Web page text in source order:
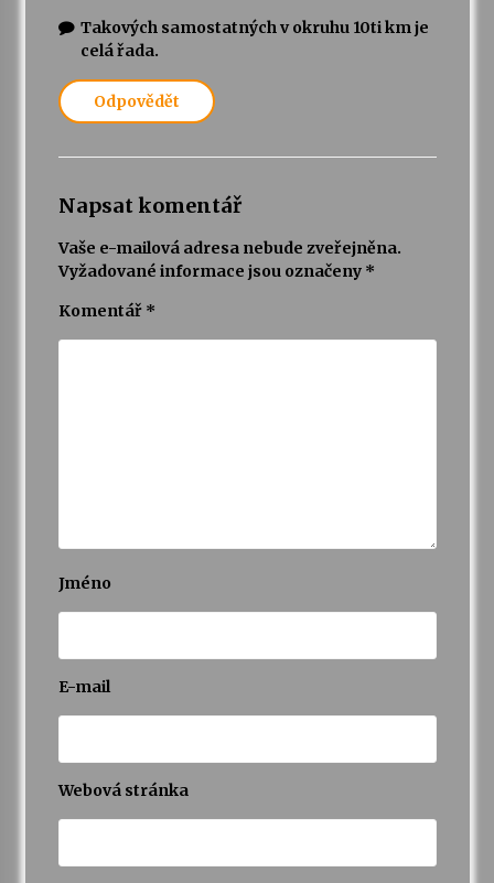
Takových samostatných v okruhu 10ti km je
celá řada.
Odpovědět
Napsat komentář
Vaše e-mailová adresa nebude zveřejněna.
Vyžadované informace jsou označeny *
Komentář *
Jméno
E-mail
Webová stránka